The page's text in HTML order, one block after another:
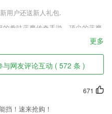
用户还送新人礼包.
趣味蓝魔传奇手游，顶尖的蓝魔
觉效果。奇幻的新开服福利内容，
容，享受丰富的玩法盛宴，喜欢
色
准备充足，不误出行。
将始终坚持唱响主旋律、传播
更多
网友评论互动 ( 572 条 )
671
挡！速来抢购！